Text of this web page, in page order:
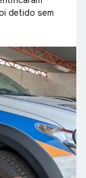
detido sem